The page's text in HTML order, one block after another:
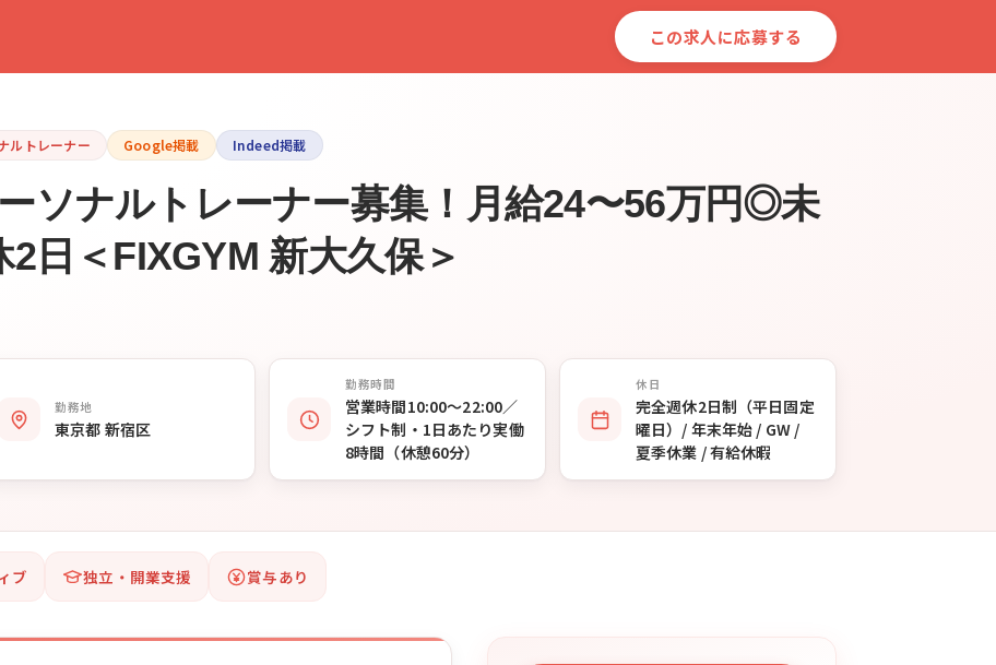
この求人に応募する
ルトレーナー Google掲載 Indeed掲載
ーソナルトレーナー募集！月給24〜56万円◎未
日＜FIXGYM 新大久保＞
勤務地
東京都 新宿区
勤務時間
営業時間10:00〜22:00／
シフト制・1日あたり実働
8時間（休憩60分）
休日
完全週休2日制（平日固定
曜日）/ 年末年始 / GW /
夏季休業 / 有給休暇
ブ 独立・開業支援 賞与あり